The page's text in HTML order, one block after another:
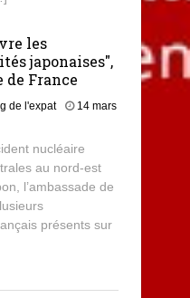
les
japonaises",
de France
de l'expat
14 mars
nucléaire
au nord-est
l’ambassade de
présents sur